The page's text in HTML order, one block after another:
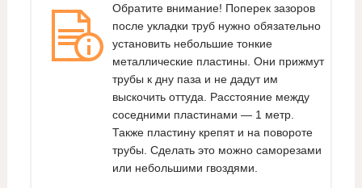
Обратите внимание! Поперек зазоров
после укладки труб нужно обязательно
установить небольшие тонкие
металлические пластины. Они прижмут
трубы к дну паза и не дадут им
выскочить оттуда. Расстояние между
соседними пластинами — 1 метр.
Также пластину крепят и на повороте
трубы. Сделать это можно саморезами
или небольшими гвоздями.